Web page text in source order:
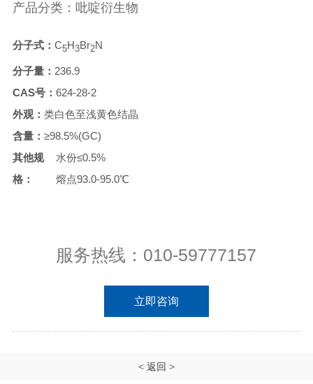
产品分类：吡啶衍生物
分子式： C5H3Br2N
分子量： 236.9
CAS号： 624-28-2
外观： 类白色至浅黄色结晶
含量： ≥98.5%(GC)
其他规
格：
水份≤0.5%
熔点93.0-95.0℃
服务热线：010-59777157
立即咨询
< 返回 >